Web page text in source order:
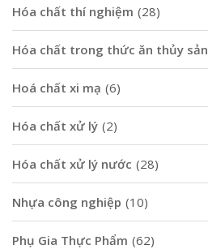
Hóa chất thí nghiệm (28)
Hóa chất trong thức ăn thủy sản
Hoá chất xi mạ (6)
Hóa chất xử lý (2)
Hóa chất xử lý nước (28)
Nhựa công nghiệp (10)
Phụ Gia Thực Phẩm (62)